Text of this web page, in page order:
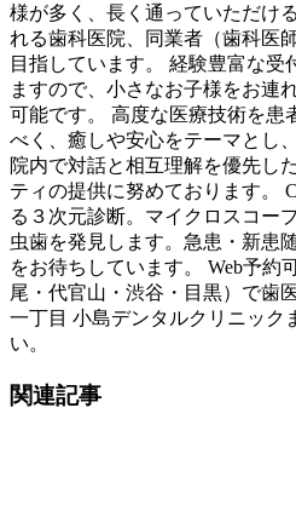
様が多く、長く通っていただけ
れる歯科医院、同業者（歯科医
目指しています。 経験豊富な受
ますので、小さなお子様をお連
可能です。 高度な医療技術を患
べく、癒しや安心をテーマとし
院内で対話と相互理解を優先し
ティの提供に努めております。
る３次元診断。マイクロスコー
虫歯を発見します。急患・新患
をお待ちしています。 Web予約
尾・代官山・渋谷・目黒）で歯
一丁目 小島デンタルクリニック
い。
関連記事